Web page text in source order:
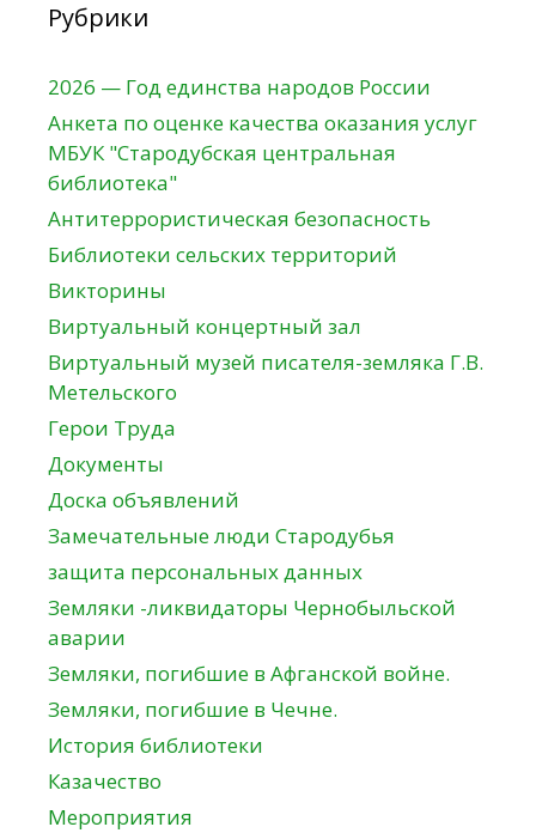
Рубрики
2026 — Год единства народов России
Анкета по оценке качества оказания услуг
МБУК "Стародубская центральная
библиотека"
Антитеррористическая безопасность
Библиотеки сельских территорий
Викторины
Виртуальный концертный зал
Виртуальный музей писателя-земляка Г.В.
Метельского
Герои Труда
Документы
Доска объявлений
Замечательные люди Стародубья
защита персональных данных
Земляки -ликвидаторы Чернобыльской
аварии
Земляки, погибшие в Афганской войне.
Земляки, погибшие в Чечне.
История библиотеки
Казачество
Мероприятия